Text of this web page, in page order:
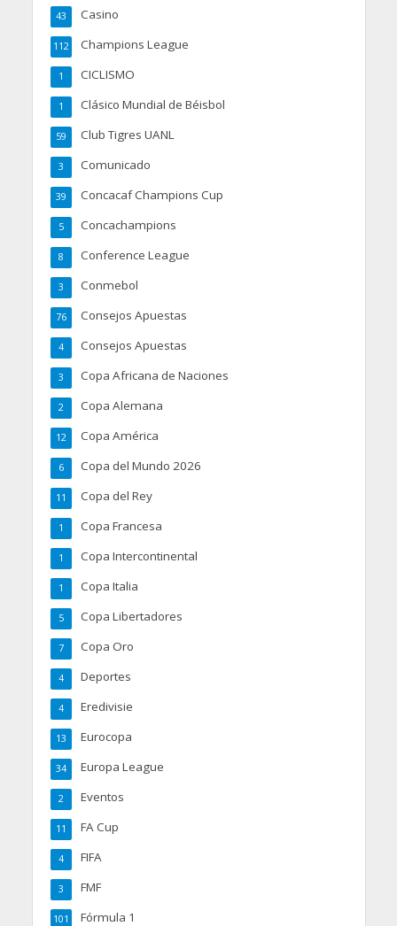
Casino
43
Champions League
112
CICLISMO
1
Clásico Mundial de Béisbol
1
Club Tigres UANL
59
Comunicado
3
Concacaf Champions Cup
39
Concachampions
5
Conference League
8
Conmebol
3
Consejos Apuestas
76
Consejos Apuestas
4
Copa Africana de Naciones
3
Copa Alemana
2
Copa América
12
Copa del Mundo 2026
6
Copa del Rey
11
Copa Francesa
1
Copa Intercontinental
1
Copa Italia
1
Copa Libertadores
5
Copa Oro
7
Deportes
4
Eredivisie
4
Eurocopa
13
Europa League
34
Eventos
2
FA Cup
11
FIFA
4
FMF
3
Fórmula 1
101